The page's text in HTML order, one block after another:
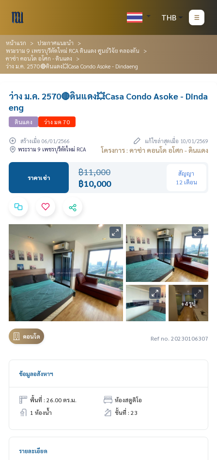
THB
หน้าแรก
ประกาศแนะนำ
พระราม 9 เพชรบุรีตัดใหม่ RCA ดินแดง ศูนย์วิจัย คลองตัน
คาซ่า คอนโด อโศก - ดินแดง
ว่าง ม.ค. 2570🔴ดินแดง💥Casa Condo Asoke - Dindaeng
ว่าง ม.ค. 2570🔴ดินแดง💥Casa Condo Asoke - Dinda
eng
ดินแดง ว่าง มค 70
สร้างเมื่อ 06/01/2566
แก้ไขล่าสุดเมื่อ 10/01/2569
พระราม 9 เพชรบุรีตัดใหม่ RCA
โครงการ : คาซ่า คอนโด อโศก - ดินแดง
ราคาเช่า
฿11,000
฿10,000
สัญญา
12 เดือน
+4 รูป
คอนโด Ref no. 20230106307
ข้อมูลอสังหาฯ
พื้นที่ : 26.00 ตร.ม.
ห้องสตูดิโอ
1 ห้องน้ำ
ชั้นที่ : 23
รายละเอียด